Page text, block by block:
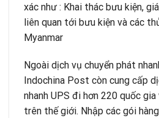
xác như : Khai thác bưu kiện,
liên quan tới bưu kiện và các
Myanmar
Ngoài dịch vụ chuyển phát
Indochina Post còn cung cấp
nhanh UPS đi hơn 220 quốc
trên thế giới. Nhập các gói